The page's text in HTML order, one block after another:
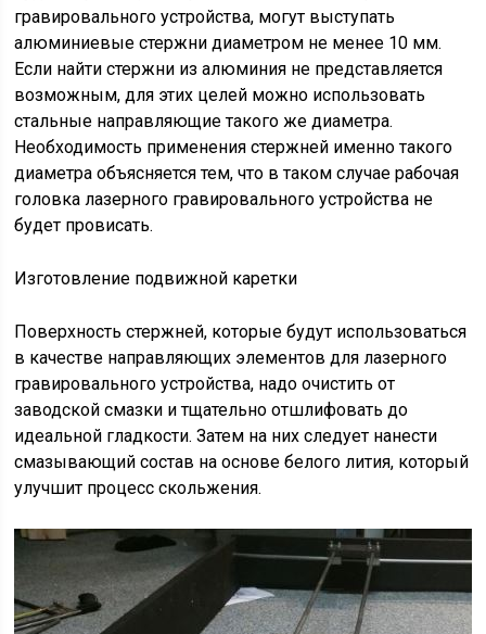
гравировального устройства, могут выступать
алюминиевые стержни диаметром не менее 10 мм.
Если найти стержни из алюминия не представляется
возможным, для этих целей можно использовать
стальные направляющие такого же диаметра.
Необходимость применения стержней именно такого
диаметра объясняется тем, что в таком случае рабочая
головка лазерного гравировального устройства не
будет провисать.
Изготовление подвижной каретки
Поверхность стержней, которые будут использоваться
в качестве направляющих элементов для лазерного
гравировального устройства, надо очистить от
заводской смазки и тщательно отшлифовать до
идеальной гладкости. Затем на них следует нанести
смазывающий состав на основе белого лития, который
улучшит процесс скольжения.